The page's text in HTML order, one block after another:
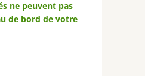
ne peuvent pas
de bord de votre